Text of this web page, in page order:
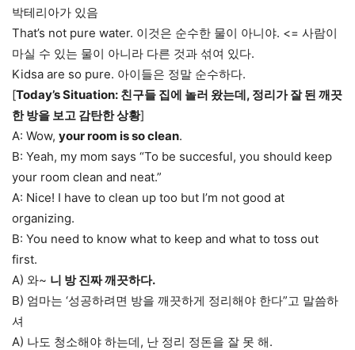
박테리아가 있음
That’s not pure water. 이것은 순수한 물이 아니야. <= 사람이
마실 수 있는 물이 아니라 다른 것과 섞여 있다.
Kidsa are so pure. 아이들은 정말 순수하다.
[Today’s Situation: 친구들 집에 놀러 왔는데, 정리가 잘 된 깨끗
한 방을 보고 감탄한 상황]
A: Wow, your room is so clean.
B: Yeah, my mom says “To be succesful, you should keep
your room clean and neat.”
A: Nice! I have to clean up too but I’m not good at
organizing.
B: You need to know what to keep and what to toss out
first.
A) 와~ 니 방 진짜 깨끗하다.
B) 엄마는 ‘성공하려면 방을 깨끗하게 정리해야 한다”고 말씀하
셔
A) 나도 청소해야 하는데, 난 정리 정돈을 잘 못 해.